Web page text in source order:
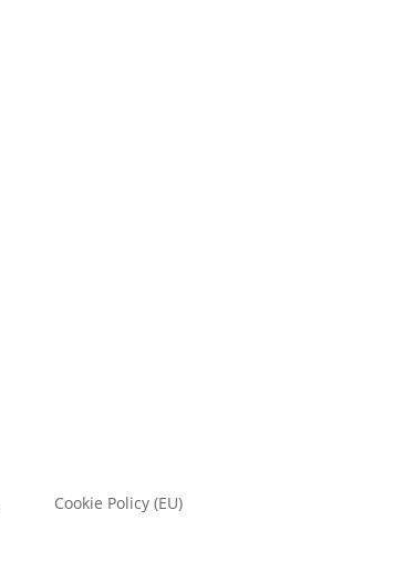
Cookie Policy (EU)